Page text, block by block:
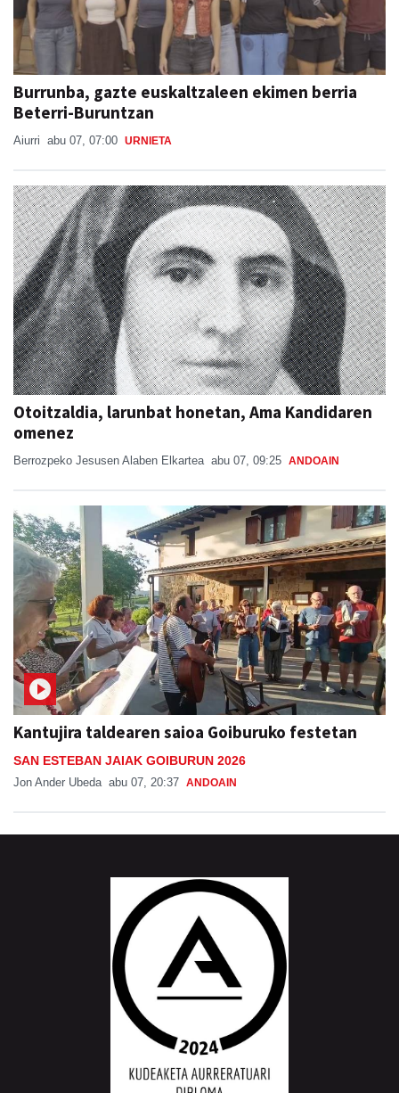
Burrunba, gazte euskaltzaleen ekimen berria
Beterri-Buruntzan
Aiurri abu 07, 07:00 URNIETA
Otoitzaldia, larunbat honetan, Ama Kandidaren
omenez
Berrozpeko Jesusen Alaben Elkartea abu 07, 09:25 ANDOAIN
Kantujira taldearen saioa Goiburuko festetan
SAN ESTEBAN JAIAK GOIBURUN 2026
Jon Ander Ubeda abu 07, 20:37 ANDOAIN